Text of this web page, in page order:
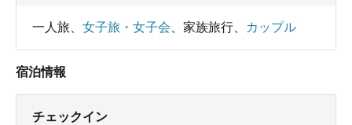
一人旅 女子旅・女子会 家族旅行 カップル
宿泊情報
チェックイン